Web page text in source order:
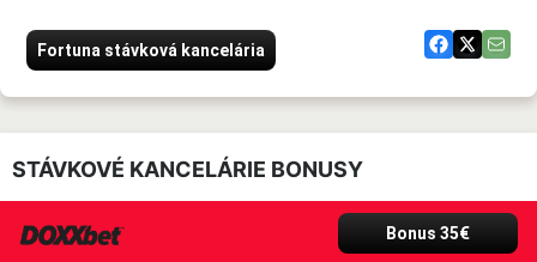
Fortuna stávková kancelária
STÁVKOVÉ KANCELÁRIE BONUSY
Bonus 35€